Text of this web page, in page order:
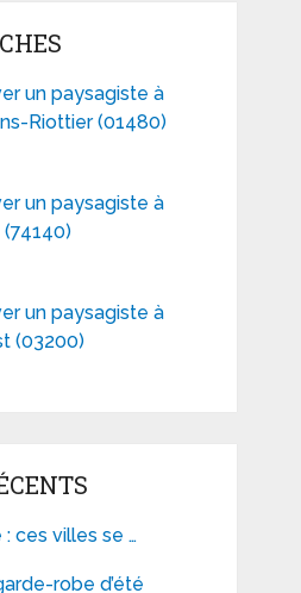
un paysagiste à
Riottier (01480)
un paysagiste à
un paysagiste à
(03200)
: ces villes se …
robe d’été